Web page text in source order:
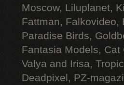
Moscow, Liluplanet,
Fattman, Falkovideo,
Paradise Birds,
Fantasia Models, Cat
Valya and Irisa,
Deadpixel, PZ-